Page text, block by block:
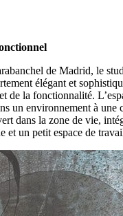
de Madrid, le
élégant et
de la fonctionnalité.
un environnement à une
dans la zone de vie,
et un petit espace de